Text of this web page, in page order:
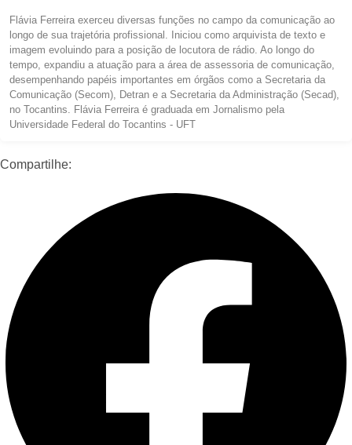
Flávia Ferreira exerceu diversas funções no campo da comunicação ao
longo de sua trajetória profissional. Iniciou como arquivista de texto e
imagem evoluindo para a posição de locutora de rádio. Ao longo do
tempo, expandiu a atuação para a área de assessoria de comunicação,
desempenhando papéis importantes em órgãos como a Secretaria da
Comunicação (Secom), Detran e a Secretaria da Administração (Secad),
no Tocantins. Flávia Ferreira é graduada em Jornalismo pela
Universidade Federal do Tocantins - UFT
Compartilhe: